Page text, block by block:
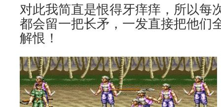
对此我简直是恨得牙痒痒，所以每
都会留一把长矛，一发直接把他们
解恨！